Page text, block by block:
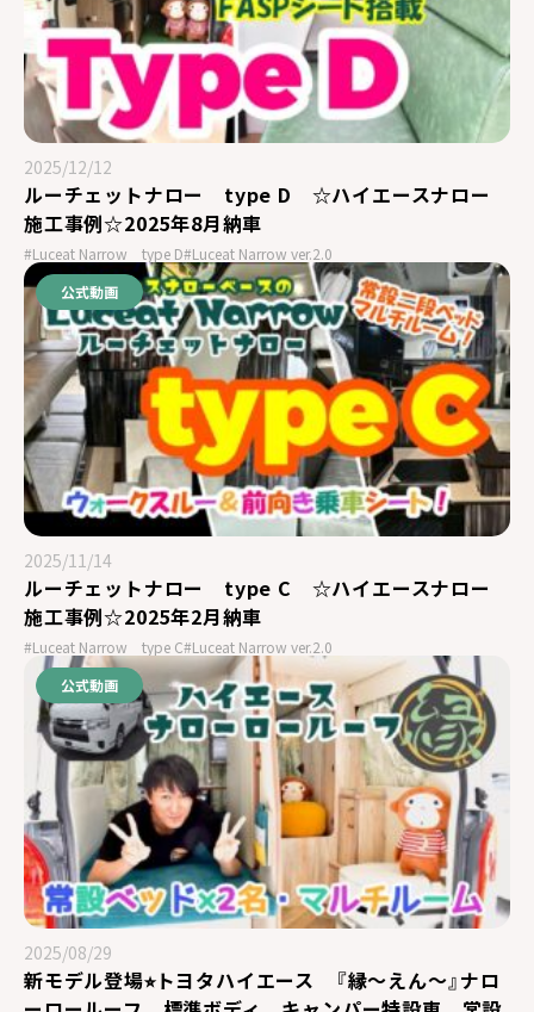
2025/12/12
ルーチェットナロー type D ☆ハイエースナロー
施工事例☆2025年8月納車
#Luceat Narrow type D#Luceat Narrow ver.2.0
公式動画
2025/11/14
ルーチェットナロー type C ☆ハイエースナロー
施工事例☆2025年2月納車
#Luceat Narrow type C#Luceat Narrow ver.2.0
公式動画
2025/08/29
新モデル登場⭐︎トヨタハイエース 『縁～えん～』ナロ